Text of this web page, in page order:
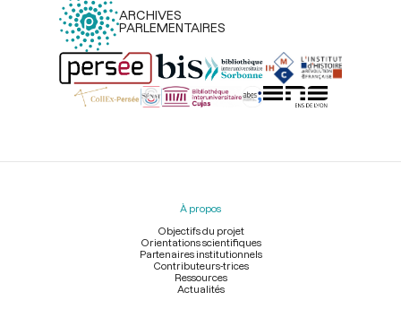
ARCHIVES
PARLEMENTAIRES
Menu
À propos
Objectifs du projet
Orientations scientifiques
Partenaires institutionnels
Contributeurs-trices
Ressources
Actualités